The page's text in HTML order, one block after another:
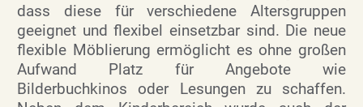
dass diese für verschiedene Altersgruppen
geeignet und flexibel einsetzbar sind. Die neue
flexible Möblierung ermöglicht es ohne großen
Aufwand Platz für Angebote wie
Bilderbuchkinos oder Lesungen zu schaffen.